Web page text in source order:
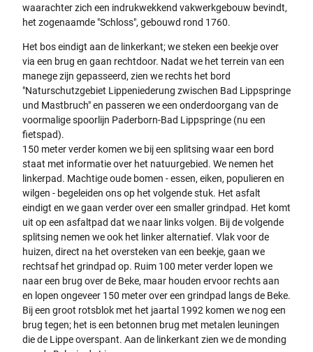
waarachter zich een indrukwekkend vakwerkgebouw bevindt,
het zogenaamde "Schloss", gebouwd rond 1760.
Het bos eindigt aan de linkerkant; we steken een beekje over
via een brug en gaan rechtdoor. Nadat we het terrein van een
manege zijn gepasseerd, zien we rechts het bord
"Naturschutzgebiet Lippeniederung zwischen Bad Lippspringe
und Mastbruch" en passeren we een onderdoorgang van de
voormalige spoorlijn Paderborn-Bad Lippspringe (nu een
fietspad).
150 meter verder komen we bij een splitsing waar een bord
staat met informatie over het natuurgebied. We nemen het
linkerpad. Machtige oude bomen - essen, eiken, populieren en
wilgen - begeleiden ons op het volgende stuk. Het asfalt
eindigt en we gaan verder over een smaller grindpad. Het komt
uit op een asfaltpad dat we naar links volgen. Bij de volgende
splitsing nemen we ook het linker alternatief. Vlak voor de
huizen, direct na het oversteken van een beekje, gaan we
rechtsaf het grindpad op. Ruim 100 meter verder lopen we
naar een brug over de Beke, maar houden ervoor rechts aan
en lopen ongeveer 150 meter over een grindpad langs de Beke.
Bij een groot rotsblok met het jaartal 1992 komen we nog een
brug tegen; het is een betonnen brug met metalen leuningen
die de Lippe overspant. Aan de linkerkant zien we de monding